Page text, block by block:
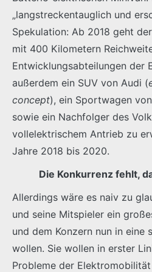
„langstreckentauglich und
Spekulation: Ab 2018 geht
mit 400 Kilometern
Entwicklungsabteilungen der
außerdem ein SUV von Audi (
concept), ein Sportwagen
sowie ein Nachfolger des
vollelektrischem Antrieb zu
Jahre 2018 bis 2020.
Die Konkurrenz fehlt,
Allerdings wäre es naiv zu
und seine Mitspieler ein
und dem Konzern nun in eine
wollen. Sie wollen in erster
Probleme der